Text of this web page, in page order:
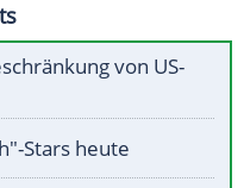
von US-
Stars heute